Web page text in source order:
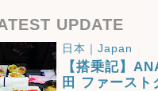
UPDATE
日本｜Japan
【搭乗記】
田 ファースト